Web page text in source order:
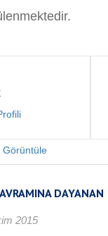
Görüntüle
DAYANAN
2015